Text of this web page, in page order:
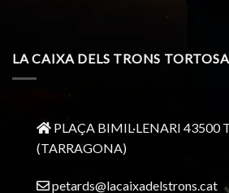
LA CAIXA DELS TRONS
PLAÇA BIMIL·LENARI 43500
(TARRAGONA)
petards@lacaixadelstrons.cat